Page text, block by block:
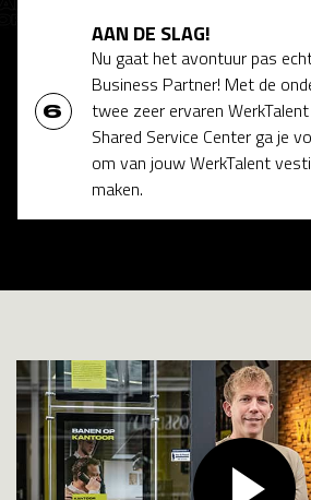
AAN DE SLAG!
Nu gaat het avontuur pas
Business Partner! Met de
twee zeer ervaren
Shared Service Center ga je
om van jouw WerkTalent
maken.